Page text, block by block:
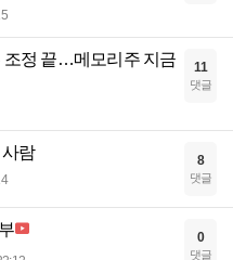
조정 끝…메모리주 지금
11
댓글
람 8
댓글
0
댓글